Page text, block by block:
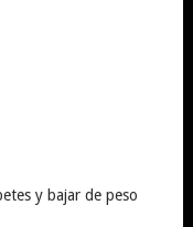
y bajar de peso